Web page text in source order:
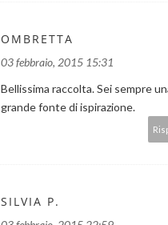
OMBRETTA
03 febbraio, 2015 15:31
Bellissima raccolta. Sei sempre
grande fonte di ispirazione.
SILVIA P.